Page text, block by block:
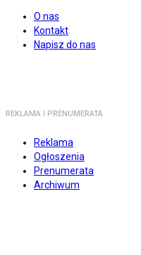
O nas
Kontakt
Napisz do nas
REKLAMA I PRENUMERATA
Reklama
Ogłoszenia
Prenumerata
Archiwum